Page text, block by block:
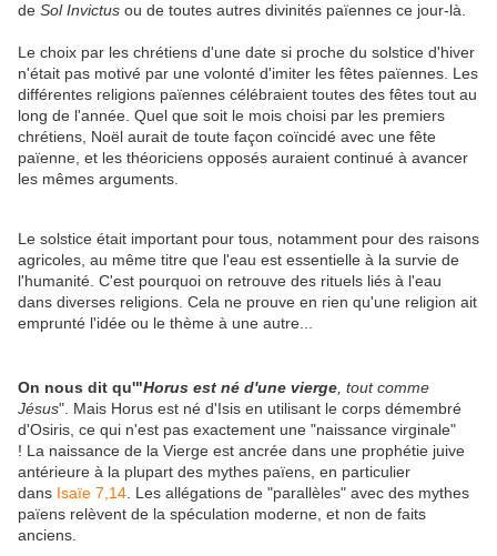
de Sol Invictus ou de toutes autres divinités païennes ce jour-là.
Le choix par les chrétiens d'une date si proche du solstice d'hiver
n'était pas motivé par une volonté d'imiter les fêtes païennes. Les
différentes religions païennes célébraient toutes des fêtes tout au
long de l'année. Quel que soit le mois choisi par les premiers
chrétiens, Noël aurait de toute façon coïncidé avec une fête
païenne, et les théoriciens opposés auraient continué à avancer
les mêmes arguments.
Le solstice était important pour tous, notamment pour des raisons
agricoles, au même titre que l'eau est essentielle à la survie de
l'humanité. C'est pourquoi on retrouve des rituels liés à l'eau
dans diverses religions. Cela ne prouve en rien qu'une religion ait
emprunté l'idée ou le thème à une autre...
On nous dit qu'"Horus est né d'une vierge , tout comme
Jésus". Mais Horus est né d'Isis en utilisant le corps démembré
d'Osiris, ce qui n'est pas exactement une "naissance virginale"
! La naissance de la Vierge est ancrée dans une prophétie juive
antérieure à la plupart des mythes païens, en particulier
dans Isaïe 7,14 . Les allégations de "parallèles" avec des mythes
païens relèvent de la spéculation moderne, et non de faits
anciens.